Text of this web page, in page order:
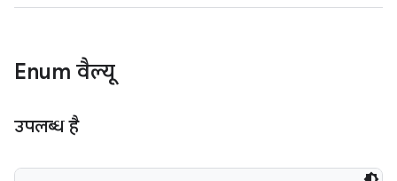
Enum वैल्यू
उपलब्ध है